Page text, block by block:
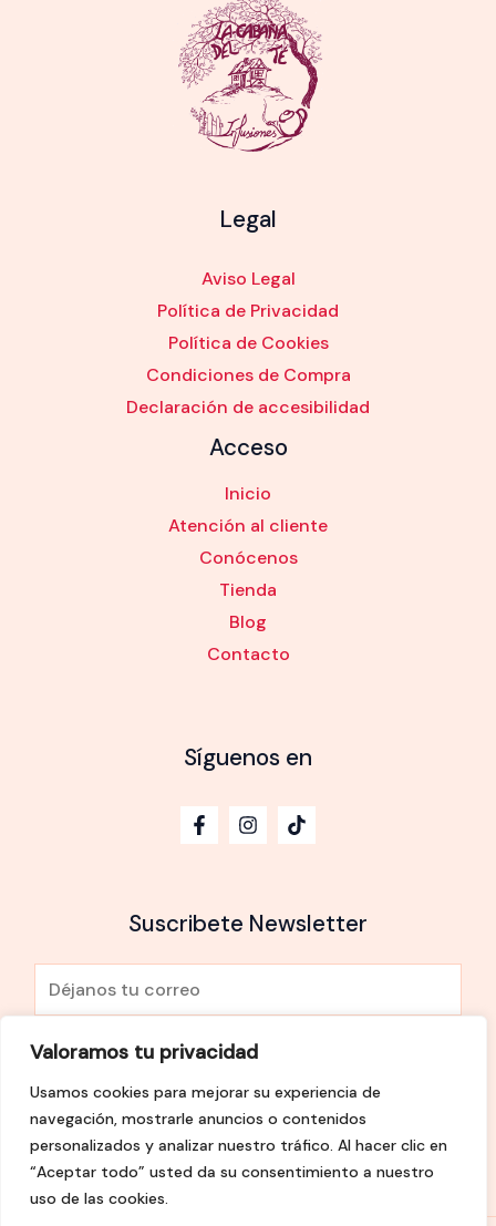
Valoramos tu privacidad
Usamos cookies para mejorar su experiencia de
navegación, mostrarle anuncios o contenidos
personalizados y analizar nuestro tráfico. Al hacer clic en
“Aceptar todo” usted da su consentimiento a nuestro
uso de las cookies.
Legal
Aviso Legal
Política de Privacidad
Política de Cookies
Condiciones de Compra
Declaración de accesibilidad
Acceso
Inicio
Atención al cliente
Conócenos
Tienda
Blog
Contacto
Síguenos en
Suscribete Newsletter
m
a
*
He leído y Acepto lapolítica de privacidad
SUSCRÍBETE